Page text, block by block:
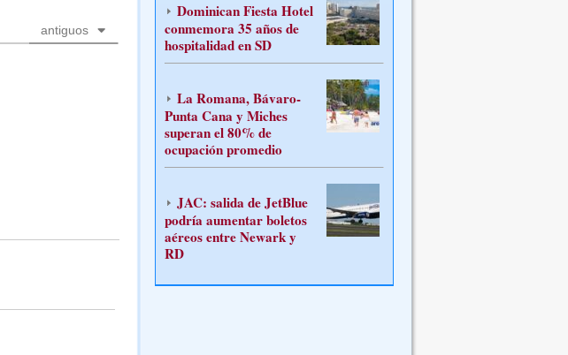
antiguos
Dominican Fiesta Hotel
conmemora 35 años de
hospitalidad en SD
La Romana, Bávaro-
Punta Cana y Miches
superan el 80% de
ocupación promedio
JAC: salida de JetBlue
podría aumentar boletos
aéreos entre Newark y
RD